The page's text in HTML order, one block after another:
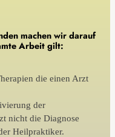
machen wir darauf
Arbeit gilt:
die einen Arzt
der
nicht die Diagnose
Heilpraktiker.